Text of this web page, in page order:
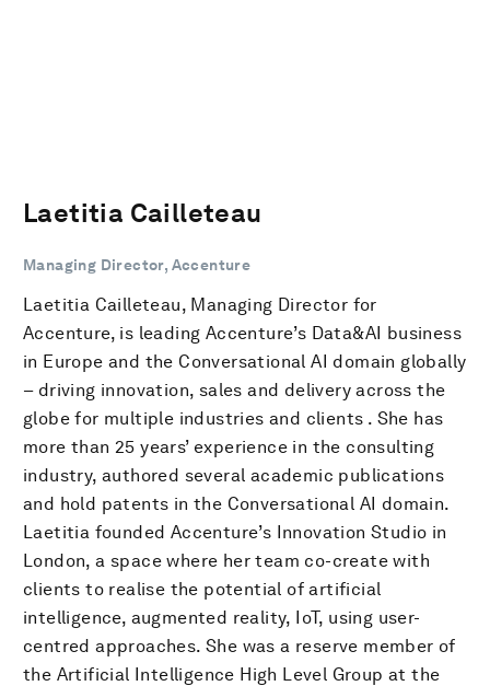
Laetitia Cailleteau
Managing Director, Accenture
Laetitia Cailleteau, Managing Director for
Accenture, is leading Accenture’s Data&AI business
in Europe and the Conversational AI domain globally
– driving innovation, sales and delivery across the
globe for multiple industries and clients . She has
more than 25 years’ experience in the consulting
industry, authored several academic publications
and hold patents in the Conversational AI domain.
Laetitia founded Accenture’s Innovation Studio in
London, a space where her team co-create with
clients to realise the potential of artificial
intelligence, augmented reality, IoT, using user-
centred approaches. She was a reserve member of
the Artificial Intelligence High Level Group at the